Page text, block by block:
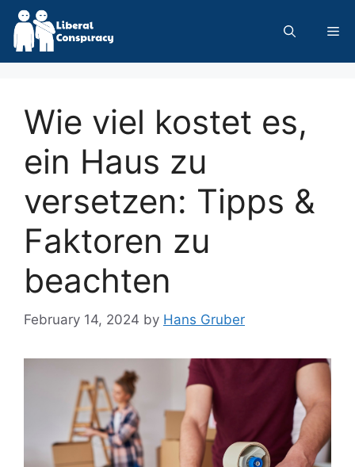
Skip
content
Wie viel kostet es,
ein Haus zu
versetzen: Tipps &
Faktoren zu
beachten
February 14, 2024 by Hans Gruber